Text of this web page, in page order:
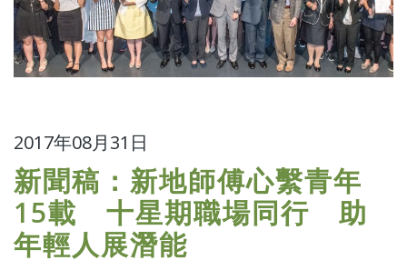
2017年08月31日
新聞稿：新地師傅心繫青年
15載 十星期職場同行 助
年輕人展潛能